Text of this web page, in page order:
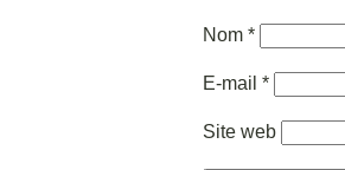
Nom *
E-mail *
Site web